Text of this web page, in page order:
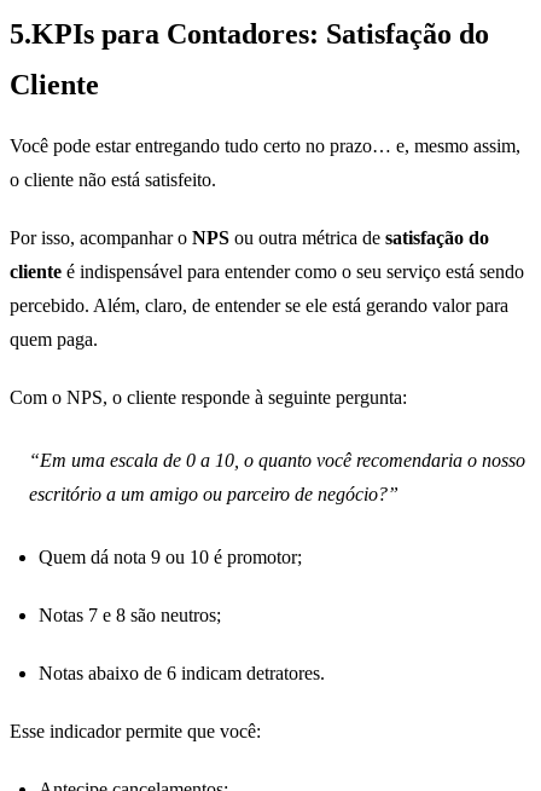
5.KPIs para Contadores: Satisfação do
Cliente
Você pode estar entregando tudo certo no prazo… e, mesmo assim,
o cliente não está satisfeito.
Por isso, acompanhar o NPS ou outra métrica de satisfação do
cliente é indispensável para entender como o seu serviço está sendo
percebido. Além, claro, de entender se ele está gerando valor para
quem paga.
Com o NPS, o cliente responde à seguinte pergunta:
“Em uma escala de 0 a 10, o quanto você recomendaria o nosso
escritório a um amigo ou parceiro de negócio?”
Quem dá nota 9 ou 10 é promotor;
Notas 7 e 8 são neutros;
Notas abaixo de 6 indicam detratores.
Esse indicador permite que você: